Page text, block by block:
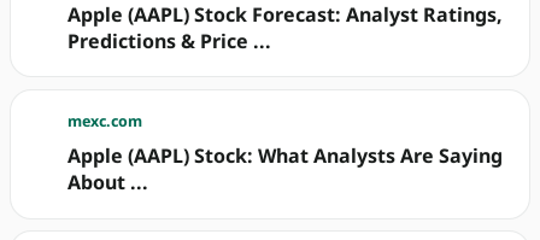
Apple (AAPL) Stock Forecast: Analyst Ratings,
Predictions & Price ...
mexc.com
Apple (AAPL) Stock: What Analysts Are Saying
About ...